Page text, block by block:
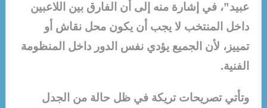
عبيد”، في إشارة منه إلى أن الفارق بين اللاعبين
داخل المنتخب لا يجب أن يكون محل نقاش أو
تمييز، لأن الجميع يؤدي نفس الدور داخل المنظومة
الفنية.
وتأتي تصريحات تريكة في ظل حالة من الجدل